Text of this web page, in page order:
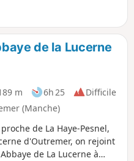
furent encerclés
Roncey comme centre.
de la Lucerne
m 6h 25
Difficile
(Manche)
de La Haye-Pesnel,
d'Outremer, on rejoint
de La Lucerne à